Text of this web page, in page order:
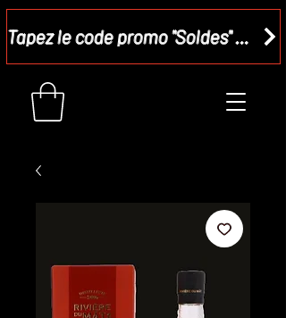
Tapez le code promo "Soldes" dans votre panier et recevez - 15 %